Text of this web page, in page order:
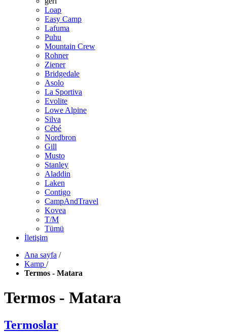
Loap
Easy Camp
Lafuma
Puhu
Mountain Crew
Rohner
Ziener
Bridgedale
Asolo
La Sportiva
Evolite
Lowe Alpine
Silva
Cébé
Nordbron
Gill
Musto
Stanley
Aladdin
Laken
Contigo
CampAndTravel
Kovea
T/M
Tümü
İletişim
Ana sayfa /
Kamp /
Termos - Matara
Termos - Matara
Termoslar